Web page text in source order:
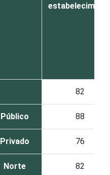
82
Público 88
Privado 76
Norte 82